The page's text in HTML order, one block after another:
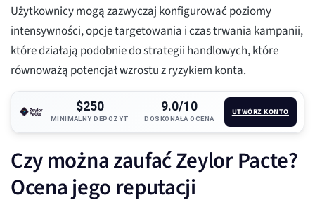
Użytkownicy mogą zazwyczaj konfigurować poziomy
intensywności, opcje targetowania i czas trwania kampanii,
które działają podobnie do strategii handlowych, które
równoważą potencjał wzrostu z ryzykiem konta.
$250
MINIMALNY DEPOZYT
9.0/10
DOSKONAŁA OCENA
UTWÓRZ KONTO
Czy można zaufać Zeylor Pacte?
Ocena jego reputacji